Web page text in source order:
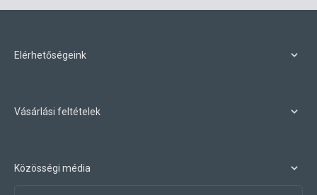
Elérhetőségeink
Vásárlási feltételek
Közösségi média